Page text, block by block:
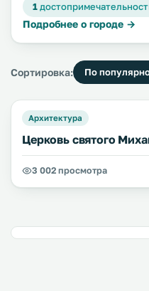
1
Подробнее о городе →
Сортировка: По
Архитектура
Церковь святого
3 002 просмотра